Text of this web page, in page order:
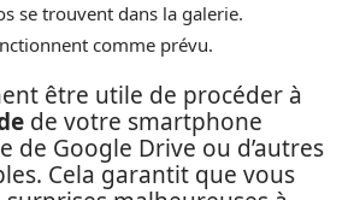
se trouvent dans la galerie.
comme prévu.
être utile de procéder à
de votre smartphone
de Google Drive ou d’autres
Cela garantit que vous